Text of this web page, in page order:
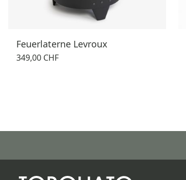
Feuerlaterne Levroux
349,00 CHF